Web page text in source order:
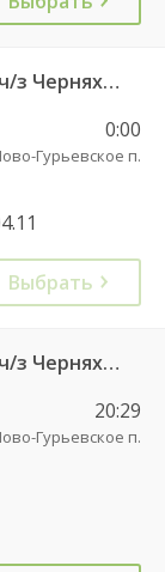
566 Калининград АВ — Озерск КДП ч/з Черняховск АС
0:00
Гурьевское п.
Выбрать
566 Калининград АВ — Озерск КДП ч/з Черняховск АС
20:29
Гурьевское п.